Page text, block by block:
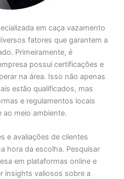
em caça vazamento
fatores que garantem a
Primeiramente, é
possui certificações e
na área. Isso não apenas
estão qualificados, mas
e regulamentos locais
ao meio ambiente.
e avaliações de clientes
hora da escolha. Pesquisar
em plataformas online e
insights valiosos sobre a